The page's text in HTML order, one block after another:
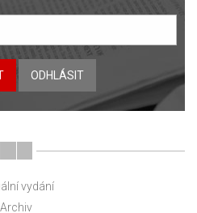
ODHLÁSIT
vydání
Archiv